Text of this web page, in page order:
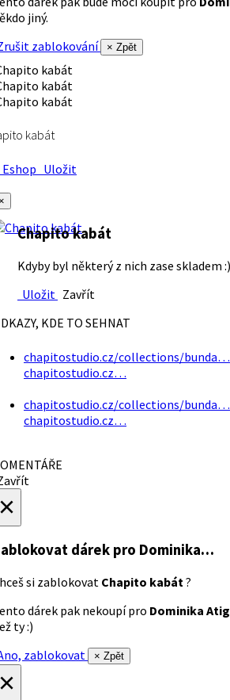
jiný.
zablokování
× Zpět
kabát
Uložit
Chapito kabát
Kdyby byl některý z nich zase skladem :)
Uložit Zavřít
KDE TO SEHNAT
chapitostudio.cz/collections/bunda…
chapitostudio.cz…
chapitostudio.cz/collections/bunda…
chapitostudio.cz…
dárek pro Dominika…
si zablokovat Chapito kabát ?
dárek pak nekoupí pro Dominika
ty :)
zablokovat
× Zpět